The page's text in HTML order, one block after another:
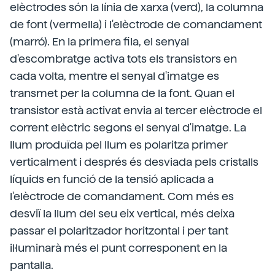
elèctrodes són la línia de xarxa (verd), la columna
de font (vermella) i l'elèctrode de comandament
(marró). En la primera fila, el senyal
d'escombratge activa tots els transistors en
cada volta, mentre el senyal d'imatge es
transmet per la columna de la font. Quan el
transistor està activat envia al tercer elèctrode el
corrent elèctric segons el senyal d'imatge. La
llum produïda pel llum es polaritza primer
verticalment i després és desviada pels cristalls
líquids en funció de la tensió aplicada a
l'elèctrode de comandament. Com més es
desviï la llum del seu eix vertical, més deixa
passar el polaritzador horitzontal i per tant
il·luminarà més el punt corresponent en la
pantalla.